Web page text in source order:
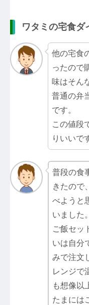
ワタミの宅食ダ
他の宅食
ったので
味はそん
普通の弁
です。
この値段
りいいで
普段の食
きたので
べようと
いました。
ご飯セッ
いは自分
みで注文
レンジで
も想像以
たまには